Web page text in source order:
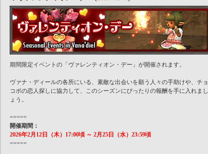
期間限定イベントの「ヴァレンティオン・デー」が開催されます。
ヴァナ・ディールの各所にいる、素敵な出会いを願う人々の手助けや、チョ
コボの恋人探しに協力して、このシーズンにぴったりの報酬を手に入れまし
ょう。
=====
開催期間：
2026年2月12日（木）17:00頃 ～ 2月25日（水）23:59頃
=====